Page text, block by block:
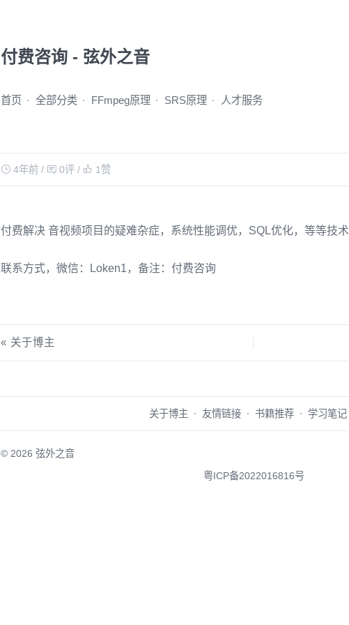
付费咨询 - 弦外之音
首页 全部分类 FFmpeg原理 SRS原理 人才服务
4年前/ 0评/ 1 赞
付费解决 音视频项目的疑难杂症，系统性能调优，SQL优化，等等技
联系方式，微信：Loken1，备注：付费咨询
关于博主
关于博主 友情链接 书籍推荐 学习笔记
© 2026 弦外之音
粤ICP备2022016816号